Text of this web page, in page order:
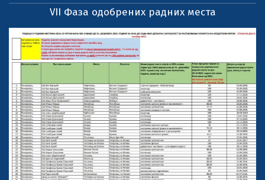
VII Фаза одобрених радних места